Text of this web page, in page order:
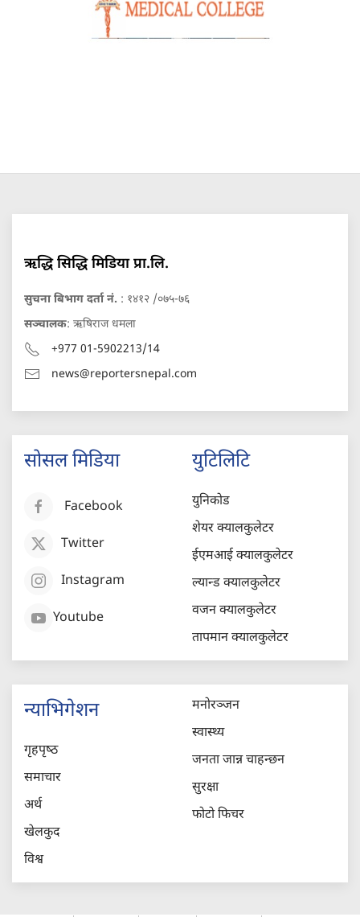
ऋद्धि सिद्धि मिडिया प्रा.लि.
सुचना बिभाग दर्ता नं. : १४१२ /०७५-७६
सञ्चालक: ऋषिराज धमला
+977 01-5902213/14
news@reportersnepal.com
सोसल मिडिया
Facebook
Twitter
Instagram
Youtube
युटिलिटि
युनिकोड
शेयर क्यालकुलेटर
ईएमआई क्यालकुलेटर
ल्यान्ड क्यालकुलेटर
वजन क्यालकुलेटर
तापमान क्यालकुलेटर
न्याभिगेशन
गृहपृष्‍ठ
समाचार
अर्थ
खेलकुद
विश्व
मनोरञ्जन
स्वास्थ्य
जनता जान्न चाहन्छन
सुरक्षा
फोटो फिचर